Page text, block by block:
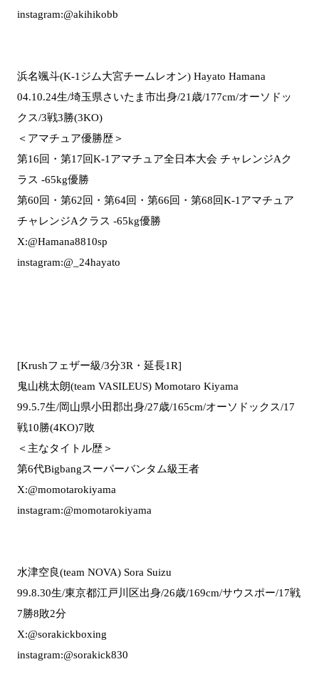
instagram:@akihikobb
浜名颯斗(K-1ジム大宮チームレオン) Hayato Hamana
04.10.24生/埼玉県さいたま市出身/21歳/177cm/オーソドッ
クス/3戦3勝(3KO)
＜アマチュア優勝歴＞
第16回・第17回K-1アマチュア全日本大会 チャレンジAク
ラス -65kg優勝
第60回・第62回・第64回・第66回・第68回K-1アマチュア
チャレンジAクラス -65kg優勝
X:@Hamana8810sp
instagram:@_24hayato
[Krushフェザー級/3分3R・延長1R]
鬼山桃太朗(team VASILEUS) Momotaro Kiyama
99.5.7生/岡山県小田郡出身/27歳/165cm/オーソドックス/17
戦10勝(4KO)7敗
＜主なタイトル歴＞
第6代Bigbangスーパーバンタム級王者
X:@momotarokiyama
instagram:@momotarokiyama
水津空良(team NOVA) Sora Suizu
99.8.30生/東京都江戸川区出身/26歳/169cm/サウスポー/17戦
7勝8敗2分
X:@sorakickboxing
instagram:@sorakick830